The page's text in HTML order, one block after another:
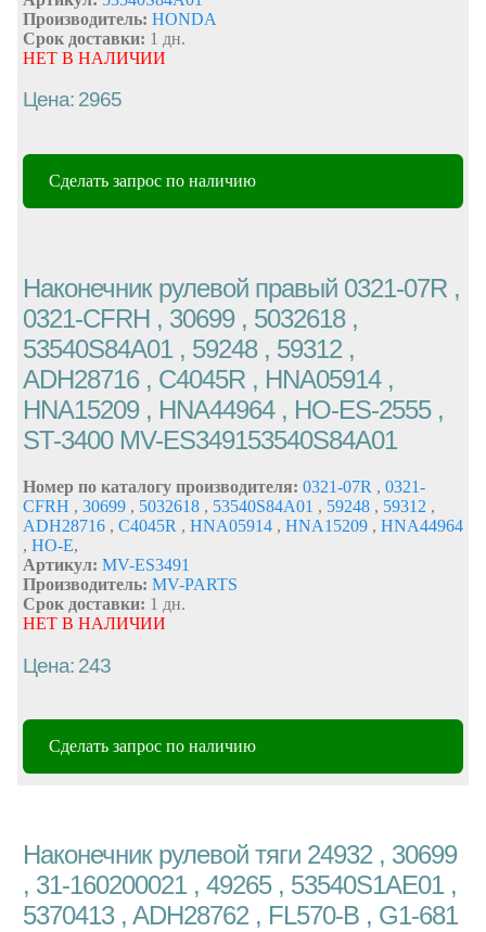
Производитель: HONDA
Срок доставки: 1 дн.
НЕТ В НАЛИЧИИ
Цена: 2965
Сделать запрос по наличию
Наконечник рулевой правый 0321-07R ,
0321-CFRH , 30699 , 5032618 ,
53540S84A01 , 59248 , 59312 ,
ADH28716 , C4045R , HNA05914 ,
HNA15209 , HNA44964 , HO-ES-2555 ,
ST-3400 MV-ES349153540S84A01
Номер по каталогу производителя: 0321-07R , 0321-
CFRH , 30699 , 5032618 , 53540S84A01 , 59248 , 59312 ,
ADH28716 , C4045R , HNA05914 , HNA15209 , HNA44964
, HO-E,
Артикул: MV-ES3491
Производитель: MV-PARTS
Срок доставки: 1 дн.
НЕТ В НАЛИЧИИ
Цена: 243
Сделать запрос по наличию
Наконечник рулевой тяги 24932 , 30699
, 31-160200021 , 49265 , 53540S1AE01 ,
5370413 , ADH28762 , FL570-B , G1-681